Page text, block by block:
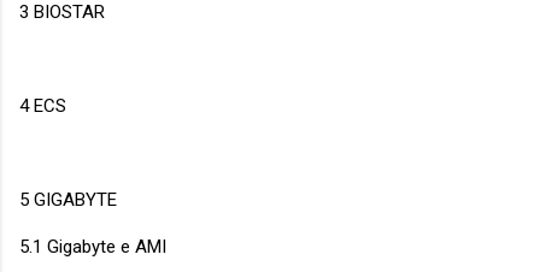
3 BIOSTAR
4 ECS
5 GIGABYTE
5.1 Gigabyte e AMI